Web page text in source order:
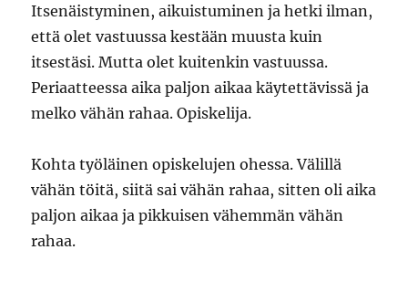
Itsenäistyminen, aikuistuminen ja hetki ilman,
että olet vastuussa kestään muusta kuin
itsestäsi. Mutta olet kuitenkin vastuussa.
Periaatteessa aika paljon aikaa käytettävissä ja
melko vähän rahaa. Opiskelija.
Kohta työläinen opiskelujen ohessa. Välillä
vähän töitä, siitä sai vähän rahaa, sitten oli aika
paljon aikaa ja pikkuisen vähemmän vähän
rahaa.